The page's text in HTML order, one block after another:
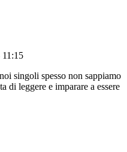
singoli spesso non sappiamo
di leggere e imparare a essere